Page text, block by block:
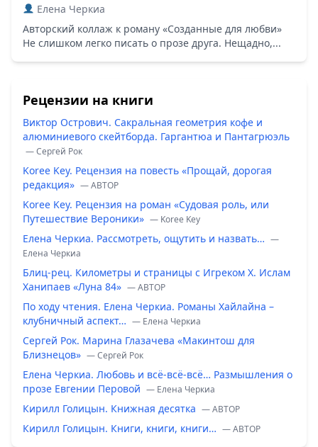
Елена Черкиа
Авторский коллаж к роману «Созданные для любви»
Не слишком легко писать о прозе друга. Нещадно,...
Рецензии на книги
Виктор Острович. Сакральная геометрия кофе и
алюминиевого скейтборда. Гаргантюа и Пантагрюэль
— Сергей Рок
Koree Key. Рецензия на повесть «Прощай, дорогая
редакция» — ABTOP
Koree Key. Рецензия на роман «Судовая роль, или
Путешествие Вероники» — Koree Key
Елена Черкиа. Рассмотреть, ощутить и назвать… —
Елена Черкиа
Блиц-рец. Километры и страницы с Игреком Х. Ислам
Ханипаев «Луна 84» — ABTOP
По ходу чтения. Елена Черкиа. Романы Хайлайна –
клубничный аспект… — Елена Черкиа
Сергей Рок. Марина Глазачева «Макинтош для
Близнецов» — Сергей Рок
Елена Черкиа. Любовь и всё-всё-всё… Размышления о
прозе Евгении Перовой — Елена Черкиа
Кирилл Голицын. Книжная десятка — ABTOP
Кирилл Голицын. Книги, книги, книги… — ABTOP